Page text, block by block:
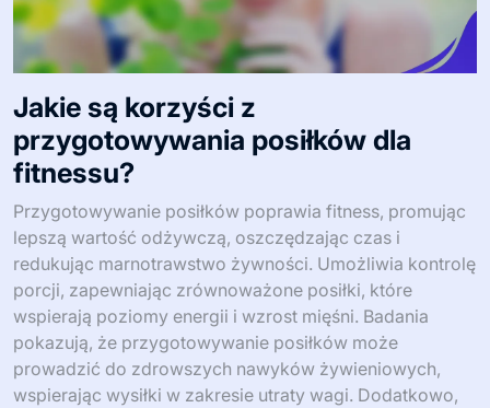
Jakie są korzyści z
przygotowywania posiłków dla
fitnessu?
Przygotowywanie posiłków poprawia fitness, promując
lepszą wartość odżywczą, oszczędzając czas i
redukując marnotrawstwo żywności. Umożliwia kontrolę
porcji, zapewniając zrównoważone posiłki, które
wspierają poziomy energii i wzrost mięśni. Badania
pokazują, że przygotowywanie posiłków może
prowadzić do zdrowszych nawyków żywieniowych,
wspierając wysiłki w zakresie utraty wagi. Dodatkowo,